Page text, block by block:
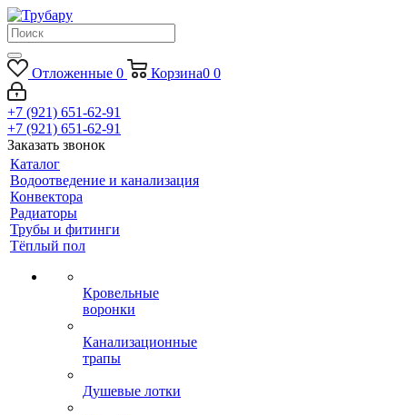
Отложенные 0 Корзина0 0
+7 (921) 651-62-91
+7 (921) 651-62-91
Заказать звонок
Каталог
Водоотведение и канализация
Конвектора
Радиаторы
Трубы и фитинги
Тёплый пол
Кровельные
воронки
Канализационные
трапы
Душевые лотки